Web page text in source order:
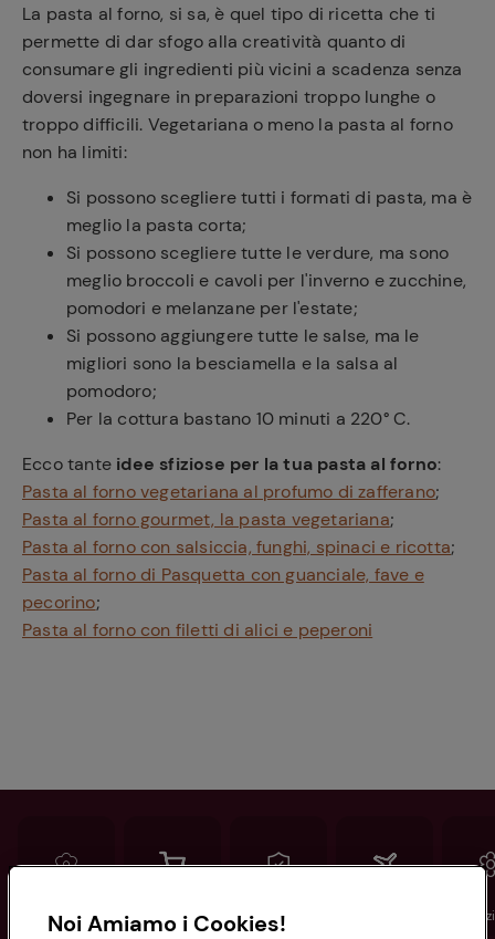
La pasta al forno, si sa, è quel tipo di ricetta che ti
permette di dar sfogo alla creatività quanto di
consumare gli ingredienti più vicini a scadenza senza
doversi ingegnare in preparazioni troppo lunghe o
troppo difficili. Vegetariana o meno la pasta al forno
non ha limiti:
Si possono scegliere tutti i formati di pasta, ma è
meglio la pasta corta;
Si possono scegliere tutte le verdure, ma sono
meglio broccoli e cavoli per l'inverno e zucchine,
pomodori e melanzane per l'estate;
Si possono aggiungere tutte le salse, ma le
migliori sono la besciamella e la salsa al
pomodoro;
Per la cottura bastano 10 minuti a 220° C.
Ecco tante idee sfiziose per la tua pasta al forno:
Pasta al forno vegetariana al profumo di zafferano;
Pasta al forno gourmet, la pasta vegetariana;
Pasta al forno con salsiccia, funghi, spinaci e ricotta;
Pasta al forno di Pasquetta con guanciale, fave e
pecorino;
Pasta al forno con filetti di alici e peperoni
Conad Spesa online Assicurazioni
Noi Amiamo i Cookies!